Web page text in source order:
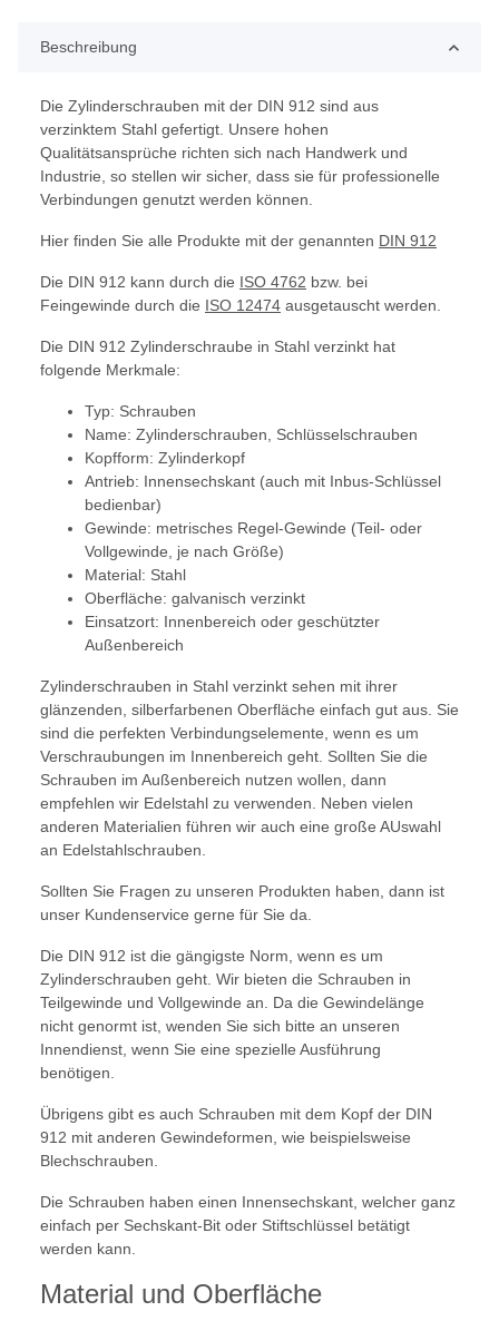
Beschreibung
Die Zylinderschrauben mit der DIN 912 sind aus
verzinktem Stahl gefertigt. Unsere hohen
Qualitätsansprüche richten sich nach Handwerk und
Industrie, so stellen wir sicher, dass sie für professionelle
Verbindungen genutzt werden können.
Hier finden Sie alle Produkte mit der genannten DIN 912
Die DIN 912 kann durch die ISO 4762 bzw. bei
Feingewinde durch die ISO 12474 ausgetauscht werden.
Die DIN 912 Zylinderschraube in Stahl verzinkt hat
folgende Merkmale:
Typ: Schrauben
Name: Zylinderschrauben, Schlüsselschrauben
Kopfform: Zylinderkopf
Antrieb: Innensechskant (auch mit Inbus-Schlüssel
bedienbar)
Gewinde: metrisches Regel-Gewinde (Teil- oder
Vollgewinde, je nach Größe)
Material: Stahl
Oberfläche: galvanisch verzinkt
Einsatzort: Innenbereich oder geschützter
Außenbereich
Zylinderschrauben in Stahl verzinkt sehen mit ihrer
glänzenden, silberfarbenen Oberfläche einfach gut aus. Sie
sind die perfekten Verbindungselemente, wenn es um
Verschraubungen im Innenbereich geht. Sollten Sie die
Schrauben im Außenbereich nutzen wollen, dann
empfehlen wir Edelstahl zu verwenden. Neben vielen
anderen Materialien führen wir auch eine große AUswahl
an Edelstahlschrauben.
Sollten Sie Fragen zu unseren Produkten haben, dann ist
unser Kundenservice gerne für Sie da.
Die DIN 912 ist die gängigste Norm, wenn es um
Zylinderschrauben geht. Wir bieten die Schrauben in
Teilgewinde und Vollgewinde an. Da die Gewindelänge
nicht genormt ist, wenden Sie sich bitte an unseren
Innendienst, wenn Sie eine spezielle Ausführung
benötigen.
Übrigens gibt es auch Schrauben mit dem Kopf der DIN
912 mit anderen Gewindeformen, wie beispielsweise
Blechschrauben.
Die Schrauben haben einen Innensechskant, welcher ganz
einfach per Sechskant-Bit oder Stiftschlüssel betätigt
werden kann.
Material und Oberfläche